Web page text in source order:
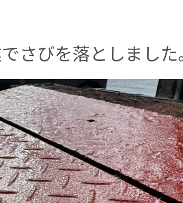
さびを落としました